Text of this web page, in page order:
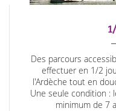
Des parcours
effectuer en 1/2
l'Ardèche tout en
Une seule condition :
minimum de 7